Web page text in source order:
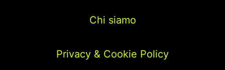
Chi siamo
Privacy & Cookie Policy